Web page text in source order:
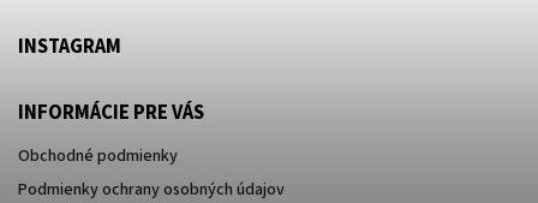
INSTAGRAM
INFORMÁCIE PRE VÁS
Obchodné podmienky
Podmienky ochrany osobných údajov